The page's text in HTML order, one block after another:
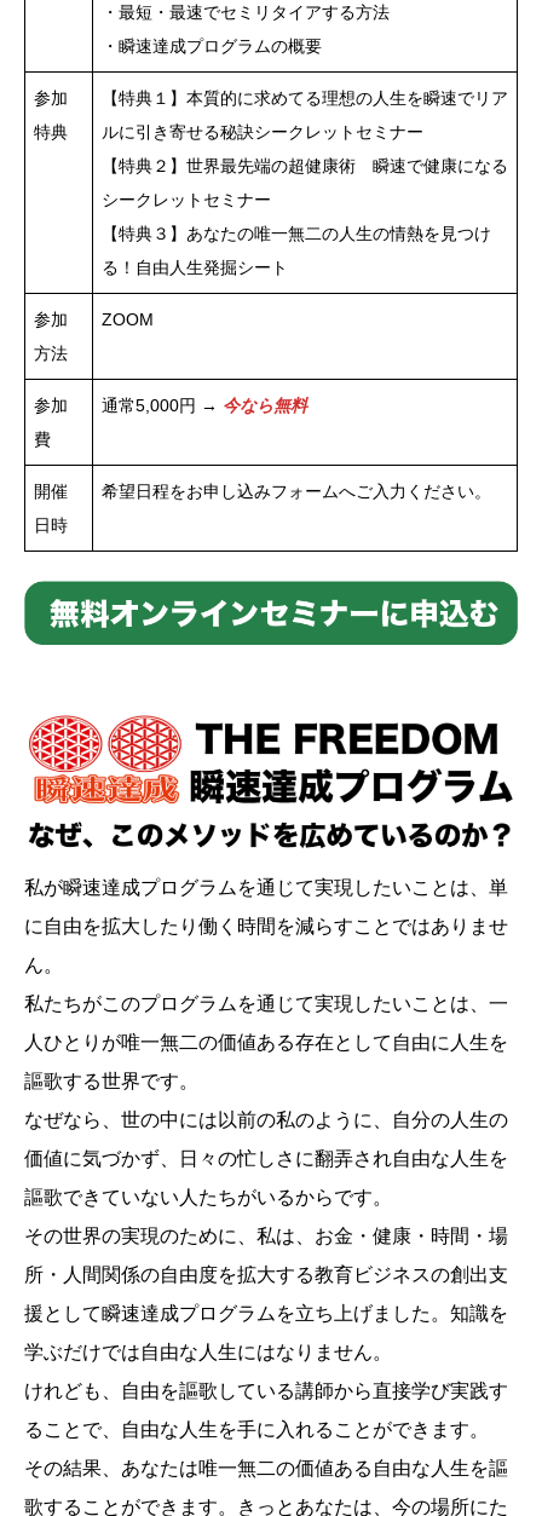
・最短・最速でセミリタイアする方法
・瞬速達成プログラムの概要
参加
特典
【特典１】本質的に求めてる理想の人生を瞬速でリア
ルに引き寄せる秘訣シークレットセミナー
【特典２】世界最先端の超健康術 瞬速で健康になる
シークレットセミナー
【特典３】あなたの唯一無二の人生の情熱を見つけ
る！自由人生発掘シート
参加
方法
ZOOM
参加
費
通常5,000円 → 今なら無料
開催
日時
希望日程をお申し込みフォームへご入力ください。
私が瞬速達成プログラムを通じて実現したいことは、単
に自由を拡大したり働く時間を減らすことではありませ
ん。
私たちがこのプログラムを通じて実現したいことは、一
人ひとりが唯一無二の価値ある存在として自由に人生を
謳歌する世界です。
なぜなら、世の中には以前の私のように、自分の人生の
価値に気づかず、日々の忙しさに翻弄され自由な人生を
謳歌できていない人たちがいるからです。
その世界の実現のために、私は、お金・健康・時間・場
所・人間関係の自由度を拡大する教育ビジネスの創出支
援として瞬速達成プログラムを立ち上げました。知識を
学ぶだけでは自由な人生にはなりません。
けれども、自由を謳歌している講師から直接学び実践す
ることで、自由な人生を手に入れることができます。
その結果、あなたは唯一無二の価値ある自由な人生を謳
歌することができます。きっとあなたは、今の場所にた